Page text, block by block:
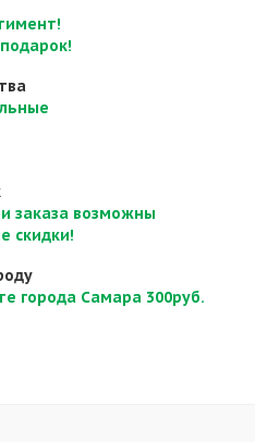
заказа возможны
скидки!
города Самара 300руб.